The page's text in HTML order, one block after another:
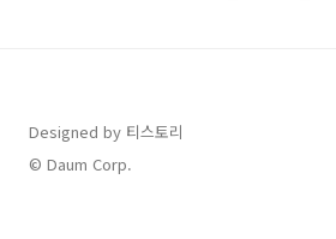
모델 Y RWD 모델 한정입니다.. ㅎㅎ) 올해 7월
한국 전기차 시장의 격변을 일으킨 사건이 있었
습니다. 바로..
Designed by 티스토리
© Daum Corp.